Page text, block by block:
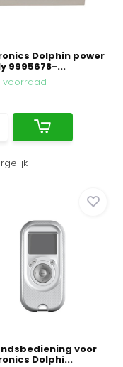
Dolphin power
9995678-...
voorraad
voor
Dolphi...